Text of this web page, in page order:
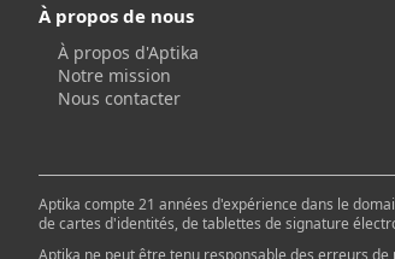
À propos de nous
À propos d'Aptika
Notre mission
Nous contacter
Aptika compte 21 années d'expérience dans le
de cartes d'identités, de tablettes de signature
Aptika ne peut être tenu responsable des erreurs